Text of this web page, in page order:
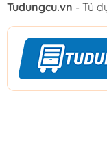
Tudungcu.vn - Tủ